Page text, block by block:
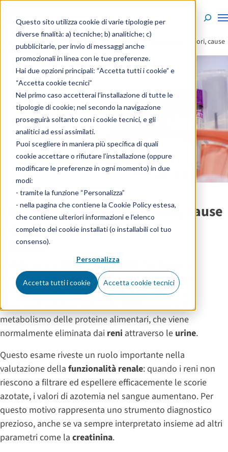
Questo sito utilizza cookie di varie tipologie per
diverse finalità: a) tecniche; b) analitiche; c)
pubblicitarie, per invio di messaggi anche
promozionali in linea con le tue preferenze.
Hai due opzioni principali: “Accetta tutti i cookie” e
“Accetta cookie tecnici”
Nel primo caso accetterai l’installazione di tutte le
tipologie di cookie; nel secondo la navigazione
proseguirà soltanto con i cookie tecnici, e gli
analitici ad essi assimilati.
Puoi scegliere in maniera più specifica di quali
cookie accettare o rifiutare l’installazione (oppure
modificare le preferenze in ogni momento) in due
modi:
- tramite la funzione “Personalizza”
- nella pagina che contiene la Cookie Policy estesa,
che contiene ulteriori informazioni e l’elenco
completo dei cookie installati (o installabili col tuo
consenso).
Personalizza
Accetta tutti i cookie Accetta cookie tecnici
»Enciclopedia Esami e analisi
Azotemia alta e bassa: valori, cause
e cosa mangiare
Azotemia alta e bassa: valori, cause
e cosa mangiare
Esami e analisi
parametro ematico
concentrazione di
azoto non proteico nel sangue,
principalmente sotto forma diurea. Si tratta di una
sostanza di
metabolismo delle proteine alimentari, che viene
normalmente eliminata dai reni attraverso le urine.
Questo esame riveste un ruolo importante nella
valutazione della funzionalità renale: quando i reni non
riescono a filtrare ed espellere efficacemente le scorie
azotate, i valori di azotemia nel sangue aumentano. Per
questo motivo rappresenta uno strumento diagnostico
prezioso, anche se va sempre interpretato insieme ad altri
parametri come la creatinina.